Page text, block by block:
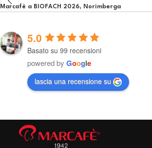
Marcafè a BIOFACH 2026, Norimberga
5.0
Basato su 99 recensioni
powered by Google
lascia una recensione su